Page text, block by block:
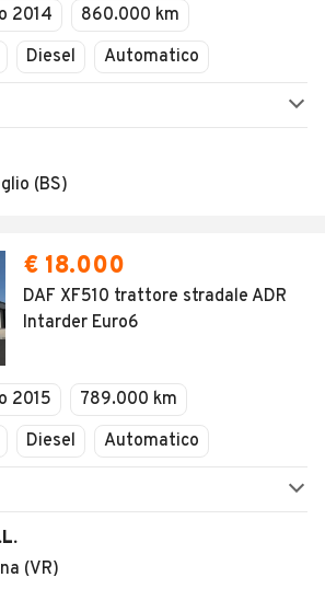
2014
860.000 km
Diesel Automatico
(BS)
€ 18.000
DAF XF510 trattore stradale ADR
Intarder Euro6
2015
789.000 km
Diesel Automatico
(VR)